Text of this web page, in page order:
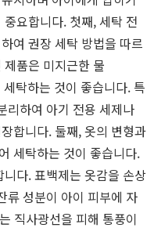
요합니다. 첫째, 세탁 전
여 권장 세탁 방법을 따르
품은 미지근한 물
탁하는 것이 좋습니다. 특
리하여 아기 전용 세제나
합니다. 둘째, 옷의 변형과
세탁하는 것이 좋습니다.
다. 표백제는 옷감을 손상
류 성분이 아이 피부에 자
직사광선을 피해 통풍이